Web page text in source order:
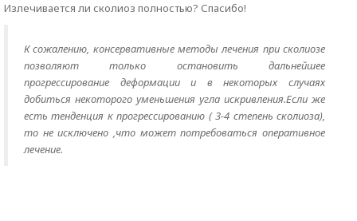
Излечивается ли сколиоз полностью? Спасибо!
К сожалению, консервативные методы лечения при сколиозе
позволяют только остановить дальнейшее
прогрессирование деформации и в некоторых случаях
добиться некоторого уменьшения угла искривления.Если же
есть тенденция к прогрессированию ( 3-4 степень сколиоза),
то не исключено ,что может потребоваться оперативное
лечение.